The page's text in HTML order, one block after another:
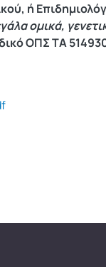
ή
ομικά,
ΟΠΣ ΤΑ